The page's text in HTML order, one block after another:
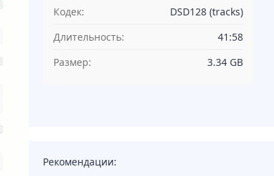
Кодек:
DSD128 (tracks)
Длительность:
41:58
Размер:
3.34 GB
Рекомендации: